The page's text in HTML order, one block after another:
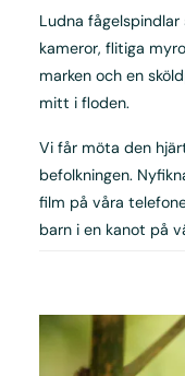
Ludna
kameror, flitiga
marken och en
mitt i floden.
Vi får möta den
befolkningen.
film på våra
barn i en kanot på